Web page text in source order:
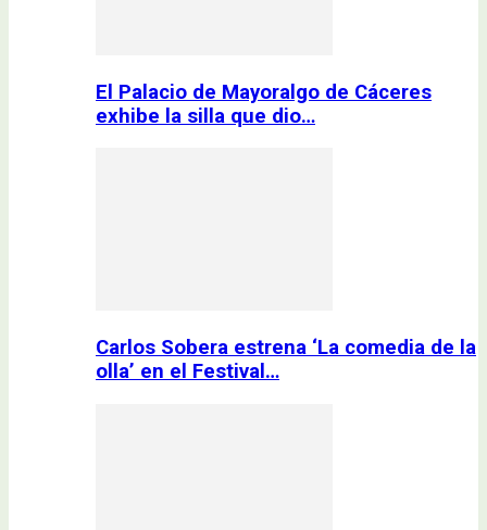
El Palacio de Mayoralgo de Cáceres
exhibe la silla que dio…
Carlos Sobera estrena ‘La comedia de la
olla’ en el Festival…